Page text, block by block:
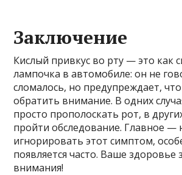
Заключение
Кислый привкус во рту — это как
лампочка в автомобиле: он не
сломалось, но предупреждает,
обратить внимание. В одних
просто прополоскать рот, в
пройти обследование. Главное —
игнорировать этот симптом,
появляется часто. Ваше здоровье
внимания!